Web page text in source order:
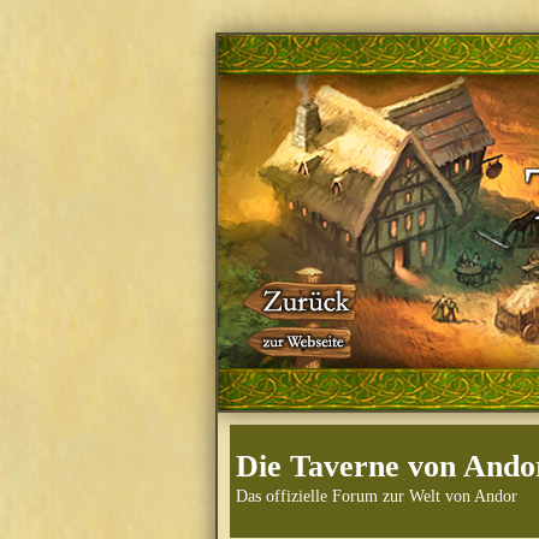
Die Taverne von
Das offizielle Forum zur Welt von Andor